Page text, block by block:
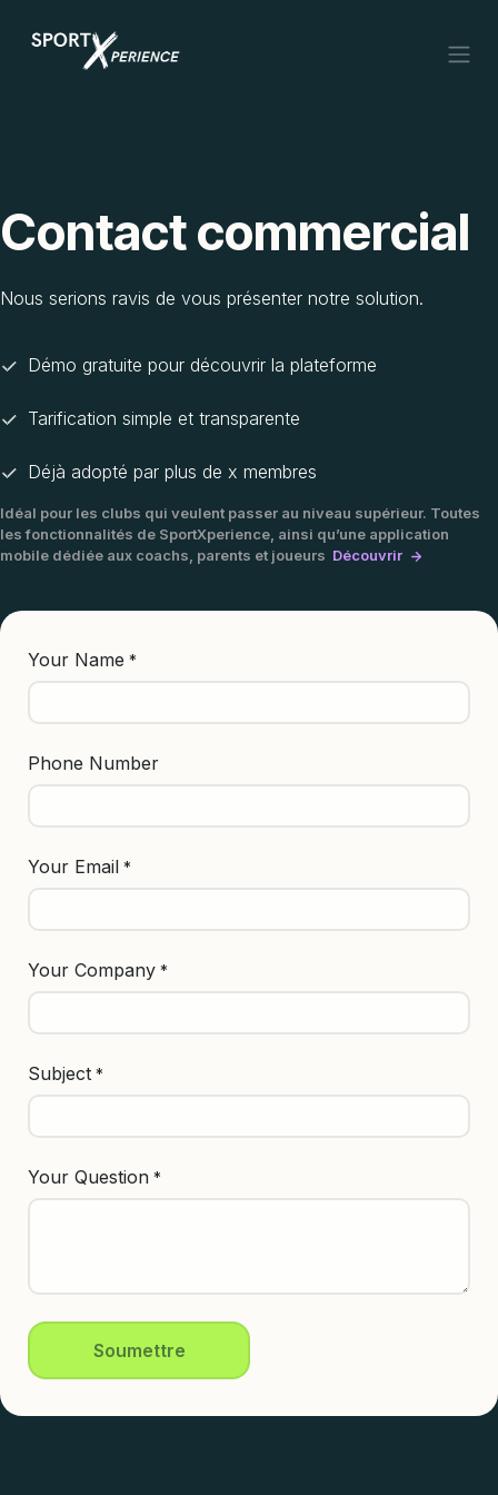
Contact commercial
Nous serions ravis de vous présenter notre solution.
Démo gratuite pour découvrir la plateforme
Tarification simple et transparente
Déjà adopté par plus de x membres
Idéal pour les clubs qui veulent passer au niveau supérieur. Toutes
les fonctionnalités de SportXperience, ainsi qu’une application
mobile dédiée aux coachs, parents et joueurs Découvrir
Your Name *
Phone Number
Your Email *
Your Company *
Subject *
Your Question *
Soumettre